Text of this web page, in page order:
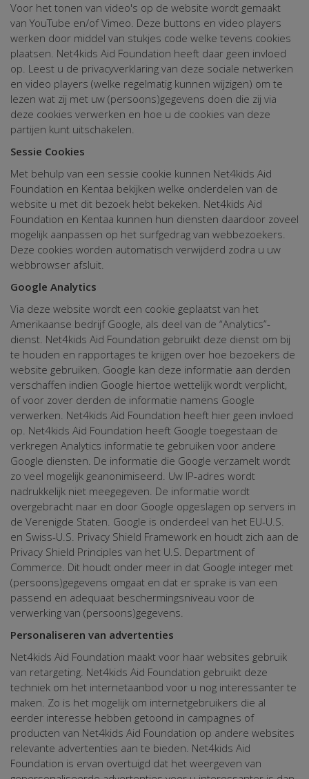
Voor het tonen van video's op de website wordt gemaakt
van YouTube en/of Vimeo. Deze buttons en video players
werken door middel van stukjes code welke tevens cookies
plaatsen. Net4kids Aid Foundation heeft daar geen invloed
op. Leest u de privacyverklaring van deze sociale netwerken
en video players (welke regelmatig kunnen wijzigen) om te
lezen wat zij met uw (persoons)gegevens doen die zij via
deze cookies verwerken en hoe u de cookies van deze
partijen kunt uitschakelen.
Sessie Cookies
Met behulp van een sessie cookie kunnen Net4kids Aid
Foundation en Kentaa bekijken welke onderdelen van de
website u met dit bezoek hebt bekeken. Net4kids Aid
Foundation en Kentaa kunnen hun diensten daardoor zoveel
mogelijk aanpassen op het surfgedrag van webbezoekers.
Deze cookies worden automatisch verwijderd zodra u uw
webbrowser afsluit.
Google Analytics
Via deze website wordt een cookie geplaatst van het
Amerikaanse bedrijf Google, als deel van de “Analytics”-
dienst. Net4kids Aid Foundation gebruikt deze dienst om bij
te houden en rapportages te krijgen over hoe bezoekers de
website gebruiken. Google kan deze informatie aan derden
verschaffen indien Google hiertoe wettelijk wordt verplicht,
of voor zover derden de informatie namens Google
verwerken. Net4kids Aid Foundation heeft hier geen invloed
op. Net4kids Aid Foundation heeft Google toegestaan de
verkregen Analytics informatie te gebruiken voor andere
Google diensten. De informatie die Google verzamelt wordt
zo veel mogelijk geanonimiseerd. Uw IP-adres wordt
nadrukkelijk niet meegegeven. De informatie wordt
overgebracht naar en door Google opgeslagen op servers in
de Verenigde Staten. Google is onderdeel van het EU-U.S.
en Swiss-U.S. Privacy Shield Framework en houdt zich aan de
Privacy Shield Principles van het U.S. Department of
Commerce. Dit houdt onder meer in dat Google integer met
(persoons)gegevens omgaat en dat er sprake is van een
passend en adequaat beschermingsniveau voor de
verwerking van (persoons)gegevens.
Personaliseren van advertenties
Net4kids Aid Foundation maakt voor haar websites gebruik
van retargeting. Net4kids Aid Foundation gebruikt deze
techniek om het internetaanbod voor u nog interessanter te
maken. Zo is het mogelijk om internetgebruikers die al
eerder interesse hebben getoond in campagnes of
producten van Net4kids Aid Foundation op andere websites
relevante advertenties aan te bieden. Net4kids Aid
Foundation is ervan overtuigd dat het weergeven van